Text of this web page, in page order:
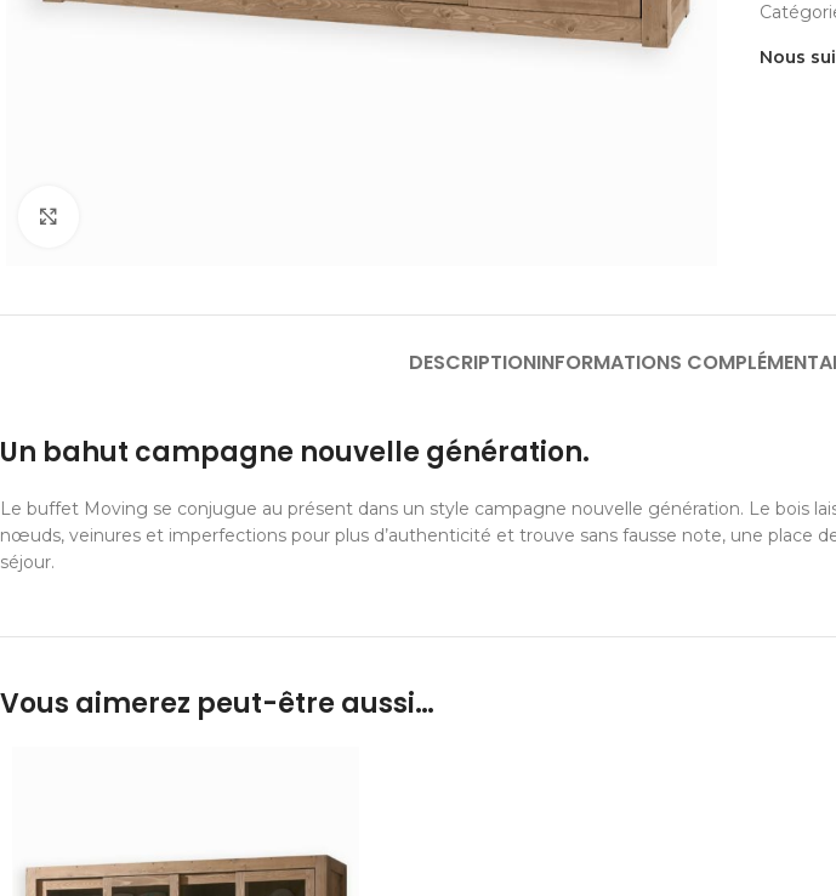
Nous
DESCRIPTIONINFORMATIONS
Un bahut campagne nouvelle génération.
Le buffet Moving se conjugue au présent dans un style campagne nouvelle génération. Le bois
nœuds, veinures et imperfections pour plus d’authenticité et trouve sans fausse note, une place
séjour.
Vous aimerez peut-être aussi…